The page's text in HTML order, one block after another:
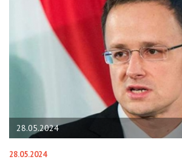
28.05.2024
28.05.2024